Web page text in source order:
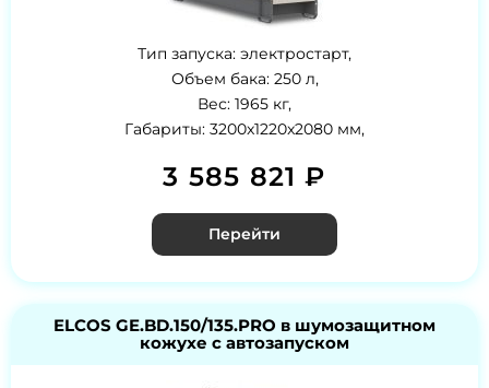
Тип запуска: электростарт,
Объем бака: 250 л,
Вес: 1965 кг,
Габариты: 3200x1220x2080 мм,
3 585 821 ₽
Перейти
ELCOS GE.BD.150/135.PRO в шумозащитном
кожухе с автозапуском